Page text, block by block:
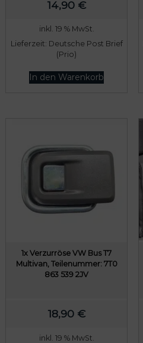
14,90 €
inkl. 19 % MwSt.
Lieferzeit: Deutsche Post Brief
(Prio)
In den Warenkorb
1x Verzurröse VW Bus T7
Multivan, Teilenummer: 7T0
863 539 2JV
18,90 €
inkl. 19 % MwSt.